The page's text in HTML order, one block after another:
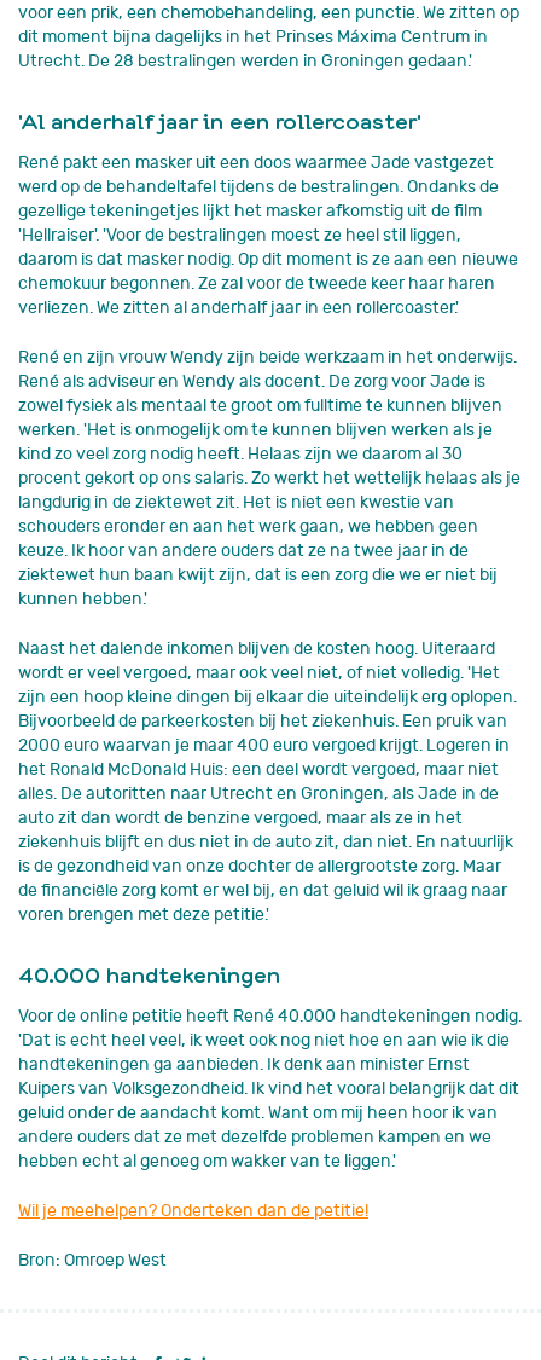
voor een prik, een chemobehandeling, een punctie. We zitten op
dit moment bijna dagelijks in het Prinses Máxima Centrum in
Utrecht. De 28 bestralingen werden in Groningen gedaan.'
'Al anderhalf jaar in een rollercoaster'
René pakt een masker uit een doos waarmee Jade vastgezet
werd op de behandeltafel tijdens de bestralingen. Ondanks de
gezellige tekeningetjes lijkt het masker afkomstig uit de film
'Hellraiser'. 'Voor de bestralingen moest ze heel stil liggen,
daarom is dat masker nodig. Op dit moment is ze aan een nieuwe
chemokuur begonnen. Ze zal voor de tweede keer haar haren
verliezen. We zitten al anderhalf jaar in een rollercoaster.'
René en zijn vrouw Wendy zijn beide werkzaam in het onderwijs.
René als adviseur en Wendy als docent. De zorg voor Jade is
zowel fysiek als mentaal te groot om fulltime te kunnen blijven
werken. 'Het is onmogelijk om te kunnen blijven werken als je
kind zo veel zorg nodig heeft. Helaas zijn we daarom al 30
procent gekort op ons salaris. Zo werkt het wettelijk helaas als je
langdurig in de ziektewet zit. Het is niet een kwestie van
schouders eronder en aan het werk gaan, we hebben geen
keuze. Ik hoor van andere ouders dat ze na twee jaar in de
ziektewet hun baan kwijt zijn, dat is een zorg die we er niet bij
kunnen hebben.'
Naast het dalende inkomen blijven de kosten hoog. Uiteraard
wordt er veel vergoed, maar ook veel niet, of niet volledig. 'Het
zijn een hoop kleine dingen bij elkaar die uiteindelijk erg oplopen.
Bijvoorbeeld de parkeerkosten bij het ziekenhuis. Een pruik van
2000 euro waarvan je maar 400 euro vergoed krijgt. Logeren in
het Ronald McDonald Huis: een deel wordt vergoed, maar niet
alles. De autoritten naar Utrecht en Groningen, als Jade in de
auto zit dan wordt de benzine vergoed, maar als ze in het
ziekenhuis blijft en dus niet in de auto zit, dan niet. En natuurlijk
is de gezondheid van onze dochter de allergrootste zorg. Maar
de financiële zorg komt er wel bij, en dat geluid wil ik graag naar
voren brengen met deze petitie.'
40.000 handtekeningen
Voor de online petitie heeft René 40.000 handtekeningen nodig.
'Dat is echt heel veel, ik weet ook nog niet hoe en aan wie ik die
handtekeningen ga aanbieden. Ik denk aan minister Ernst
Kuipers van Volksgezondheid. Ik vind het vooral belangrijk dat dit
geluid onder de aandacht komt. Want om mij heen hoor ik van
andere ouders dat ze met dezelfde problemen kampen en we
hebben echt al genoeg om wakker van te liggen.'
Wil je meehelpen? Onderteken dan de petitie!
Bron: Omroep West